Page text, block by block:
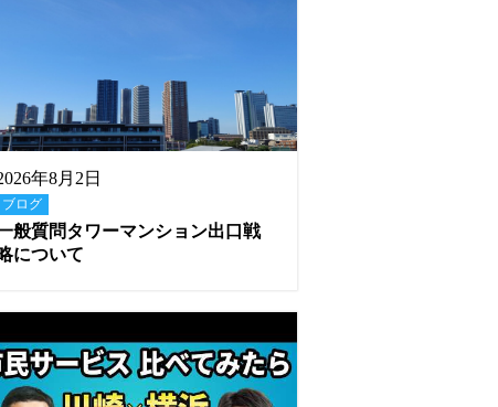
年8月2日
ブログ
般質問タワーマンション出口戦
について